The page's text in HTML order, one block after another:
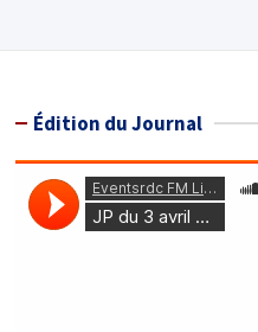
Édition du Journal